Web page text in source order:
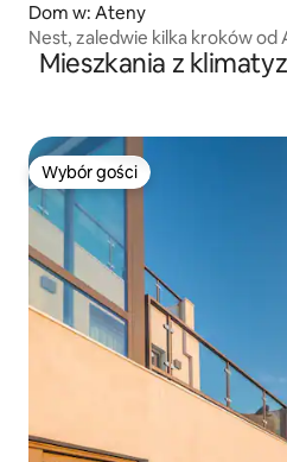
Dom w: Ateny
Nest, zaledwie kilka kroków od
Mieszkania z
Wybór gości
Wybór gości